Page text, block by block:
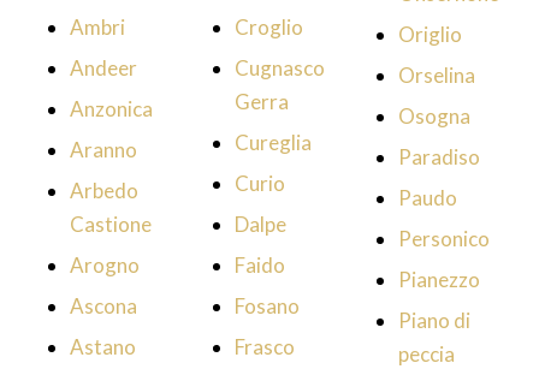
Ambri
Andeer
Anzonica
Aranno
Arbedo
Castione
Arogno
Ascona
Astano
Croglio
Cugnasco
Gerra
Cureglia
Curio
Dalpe
Faido
Fosano
Frasco
Origlio
Orselina
Osogna
Paradiso
Paudo
Personico
Pianezzo
Piano di
peccia